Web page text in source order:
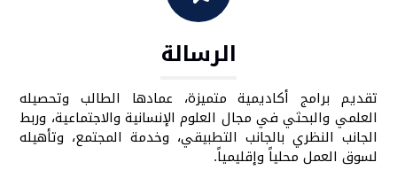
الرسالة
تقديم برامج أكاديمية متميزة، عمادها الطالب وتحصيله
العلمي والبحثي في مجال العلوم الإنسانية والاجتماعية، وربط
الجانب النظري بالجانب التطبيقي، وخدمة المجتمع، وتأهيله
لسوق العمل محلياً وإقليمياً.